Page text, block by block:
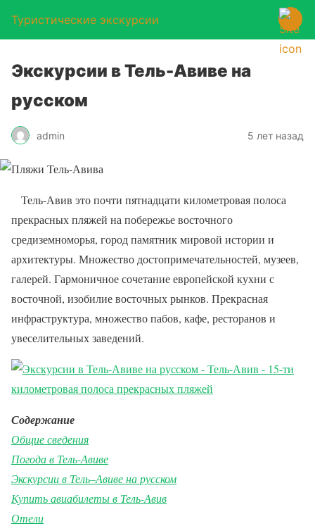
Туристические экскурсии
Экскурсии в Тель-Авиве на
русском
admin 5 лет назад
Тель-Авив это почти пятнадцати километровая полоса
прекрасных пляжей на побережье восточного
средиземноморья, город памятник мировой истории и
архитектуры. Множество достопримечательностей, музеев,
галерей. Гармоничное сочетание европейской кухни с
восточной, изобилие восточных рынков. Прекрасная
инфраструктура, множество пабов, кафе, ресторанов и
увеселительных заведений.
Содержание
Общие сведения
Погода в Тель-Авиве
Экскурсии в Тель–Авиве на русском
Купить авиабилеты в Тель-Авив
Отели